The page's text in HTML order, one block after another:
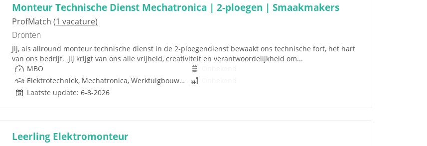
Monteur Technische Dienst Mechatronica | 2-ploegen | Smaakmakers
ProfMatch (1 vacature)
Dronten
Jij, als allround monteur technische dienst in de 2-ploegendienst bewaakt ons technische fort, het hart
van ons bedrijf. Jij krijgt van ons alle vrijheid, creativiteit en verantwoordelijkheid om...
MBO
Elektrotechniek, Mechatronica, Werktuigbouwkunde, Pneumatiek
Laatste update: 6-8-2026
Leerling Elektromonteur